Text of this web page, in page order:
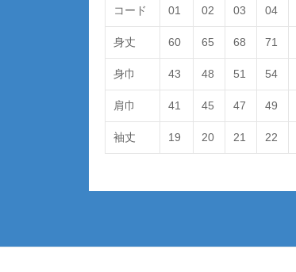
コード 01 02 03 04
身丈 60 65 68 71
身巾 43 48 51 54
肩巾 41 45 47 49
袖丈 19 20 21 22